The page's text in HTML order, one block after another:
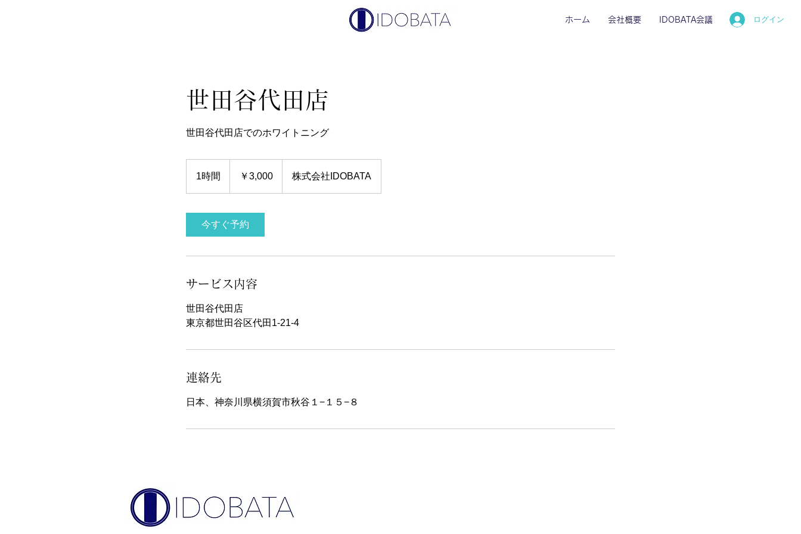
ホーム 会社概要 IDOBATA会議 ログイン
世田谷代田店
世田谷代田店でのホワイトニング
1時間 ￥3,000 株式会社IDOBATA
今すぐ予約
サービス内容
世田谷代田店
東京都世田谷区代田1-21-4
連絡先
日本、神奈川県横須賀市秋谷１−１５−８